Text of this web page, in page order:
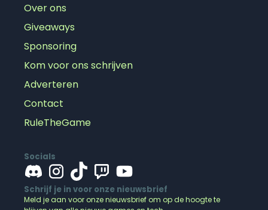
Over ons
Giveaways
Sponsoring
Kom voor ons schrijven
Adverteren
Contact
RuleTheGame
Socials
Schrijf je in voor onze nieuwsbrief
Meld je aan voor onze nieuwsbrief om op de hoogte te